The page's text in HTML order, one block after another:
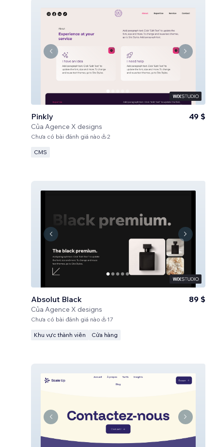
Pinkly
Của Agence X designs
49 $
Chưa có bài đánh giá nào 2
CMS
Absolut Black
Của Agence X designs
89 $
Chưa có bài đánh giá nào 17
Khu vực thành viên Cửa hàng